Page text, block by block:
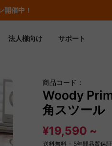
催中！
法人様向け サポート
商品コード：
Woody
角スツール
¥19,590 ~
送料無料 ・ 5年間品質保証